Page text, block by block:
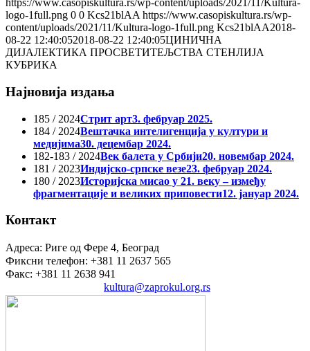
https://www.casopiskultura.rs/wp-content/uploads/2021/11/Kultura-
logo-1full.png 0 0 Kcs21blAA https://www.casopiskultura.rs/wp-
content/uploads/2021/11/Kultura-logo-1full.png Kcs21blAA2018-
08-22 12:40:052018-08-22 12:40:05ЦИНИЧНА
ДИЈАЛЕКТИКА ПРОСВЕТИТЕЉСТВА СТЕНЛИЈА
КУБРИКА
Најновија издања
185 / 2024Стрит арт3. фебруар 2025.
184 / 2024Вештачка интелигенција у култури и
медијима30. децембар 2024.
182-183 / 2024Век балета у Србији20. новембар 2024.
181 / 2023Индијско-српске везе23. фебруар 2024.
180 / 2023Историјска мисао у 21. веку – између
фрагментације и великих приповести12. јануар 2024.
Контакт
Адреса: Риге од Фере 4, Београд
Фиксни телефон: +381 11 2637 565
Факс: +381 11 2638 941
kultura@zaprokul.org.rs